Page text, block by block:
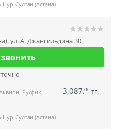
Нур-Султан (Астана)
,ул. А. Джангильдина 30
Русфик,
3,087.00 тг.
Нур-Султан (Астана)